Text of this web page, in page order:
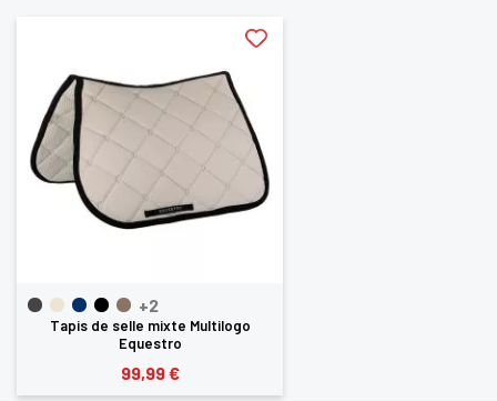
+2
Tapis de selle mixte Multilogo
Equestro
99,99 €